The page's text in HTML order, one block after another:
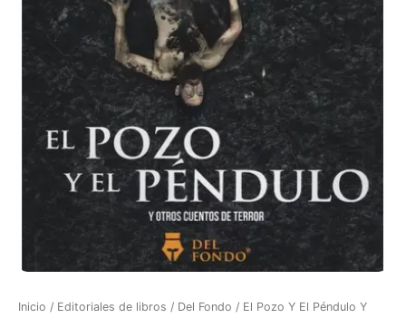
Inicio / Editoriales de libros / Del Fondo / El Pozo Y El Péndulo Y